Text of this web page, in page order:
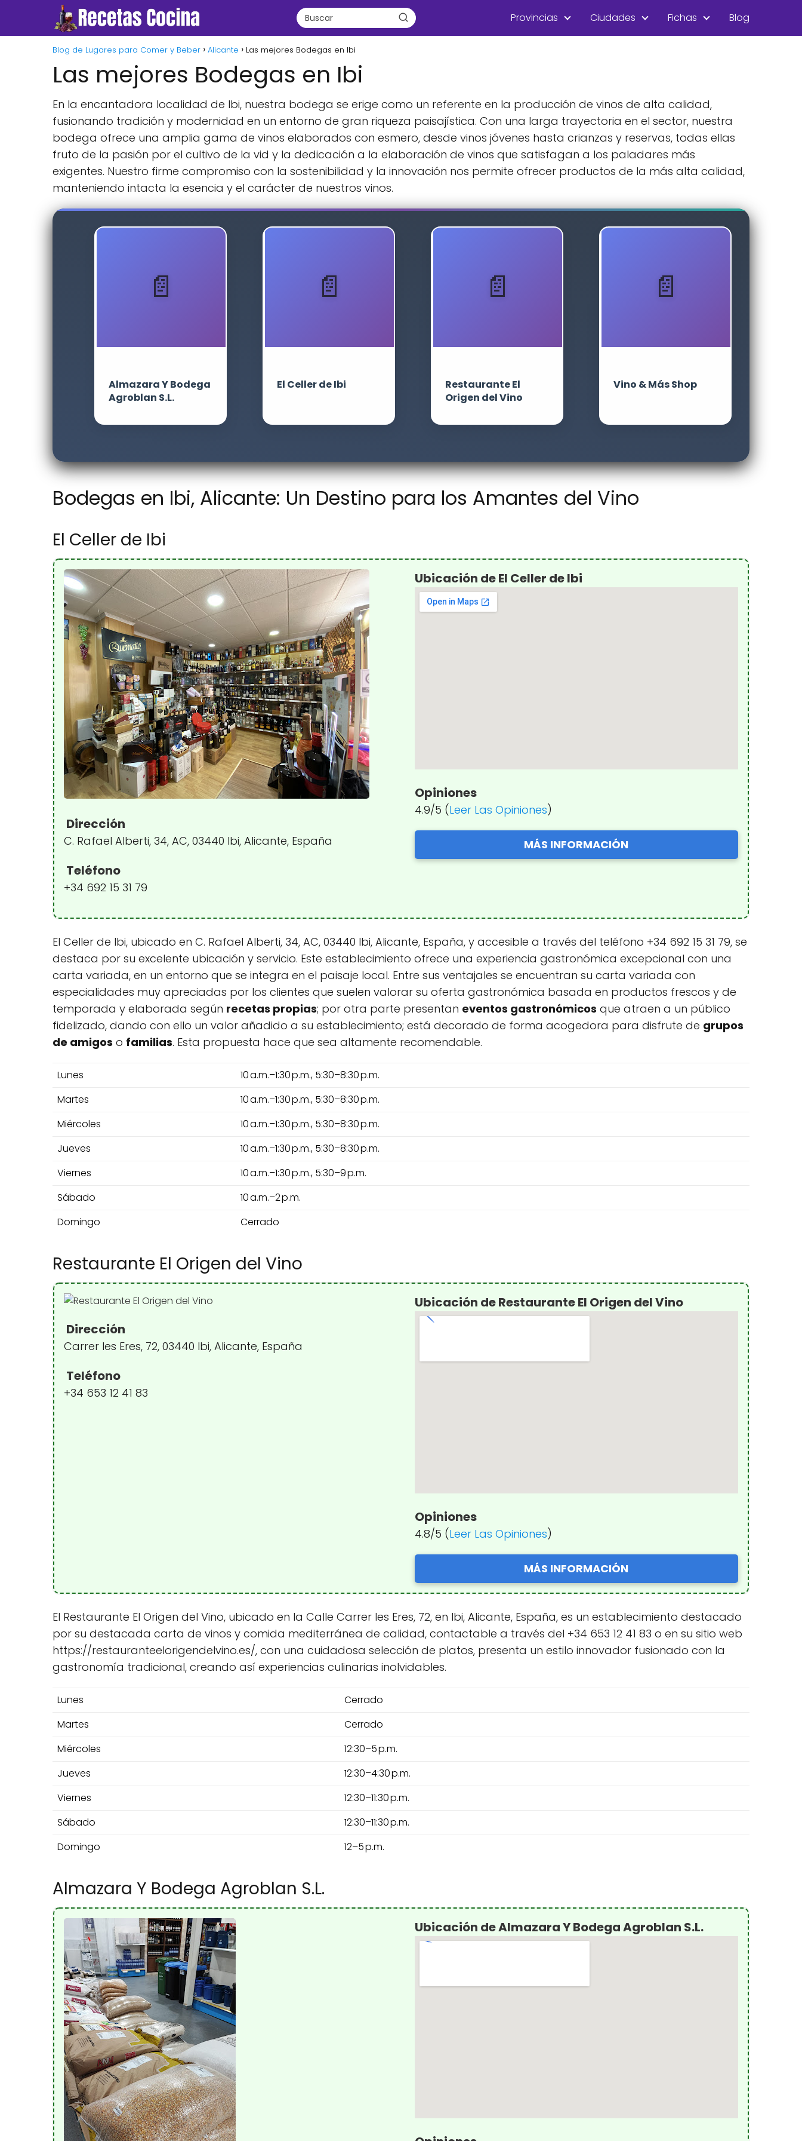
Provincias Ciudades Fichas Blog
Blog de Lugares para Comer y Beber Alicante Las mejores Bodegas en Ibi
Las mejores Bodegas en Ibi
En la encantadora localidad de Ibi, nuestra bodega se erige como un referente en la producción de vinos de alta calidad,
fusionando tradición y modernidad en un entorno de gran riqueza paisajística. Con una larga trayectoria en el sector, nuestra
bodega ofrece una amplia gama de vinos elaborados con esmero, desde vinos jóvenes hasta crianzas y reservas, todas ellas
fruto de la pasión por el cultivo de la vid y la dedicación a la elaboración de vinos que satisfagan a los paladares más
exigentes. Nuestro firme compromiso con la sostenibilidad y la innovación nos permite ofrecer productos de la más alta calidad,
manteniendo intacta la esencia y el carácter de nuestros vinos.
Almazara Y Bodega
Agroblan S.L.
El Celler de Ibi
Restaurante El
Origen del Vino
Vino & Más Shop
Bodegas en Ibi, Alicante: Un Destino para los Amantes del Vino
El Celler de Ibi
Dirección
C. Rafael Alberti, 34, AC, 03440 Ibi, Alicante, España
Teléfono
+34 692 15 31 79
Ubicación de El Celler de Ibi
Opiniones
4.9/5 (Leer Las Opiniones)
MÁS INFORMACIÓN
El Celler de Ibi, ubicado en C. Rafael Alberti, 34, AC, 03440 Ibi, Alicante, España, y accesible a través del teléfono +34 692 15 31 79, se
destaca por su excelente ubicación y servicio. Este establecimiento ofrece una experiencia gastronómica excepcional con una
carta variada, en un entorno que se integra en el paisaje local. Entre sus ventajales se encuentran su carta variada con
especialidades muy apreciadas por los clientes que suelen valorar su oferta gastronómica basada en productos frescos y de
temporada y elaborada según recetas propias; por otra parte presentan eventos gastronómicos que atraen a un público
fidelizado, dando con ello un valor añadido a su establecimiento; está decorado de forma acogedora para disfrute de grupos
de amigos o familias. Esta propuesta hace que sea altamente recomendable.
Lunes
10 a.m.–1:30 p.m., 5:30–8:30 p.m.
Martes
10 a.m.–1:30 p.m., 5:30–8:30 p.m.
Miércoles
10 a.m.–1:30 p.m., 5:30–8:30 p.m.
Jueves
10 a.m.–1:30 p.m., 5:30–8:30 p.m.
Viernes
10 a.m.–1:30 p.m., 5:30–9 p.m.
Sábado
10 a.m.–2 p.m.
Domingo
Cerrado
Restaurante El Origen del Vino
Dirección
Carrer les Eres, 72, 03440 Ibi, Alicante, España
Teléfono
+34 653 12 41 83
Ubicación de Restaurante El Origen del Vino
Opiniones
4.8/5 (Leer Las Opiniones)
MÁS INFORMACIÓN
El Restaurante El Origen del Vino, ubicado en la Calle Carrer les Eres, 72, en Ibi, Alicante, España, es un establecimiento destacado
por su destacada carta de vinos y comida mediterránea de calidad, contactable a través del +34 653 12 41 83 o en su sitio web
https://restauranteelorigendelvino.es/, con una cuidadosa selección de platos, presenta un estilo innovador fusionado con la
gastronomía tradicional, creando así experiencias culinarias inolvidables.
Lunes
Cerrado
Martes
Cerrado
Miércoles
12:30–5 p.m.
Jueves
12:30–4:30 p.m.
Viernes
12:30–11:30 p.m.
Sábado
12:30–11:30 p.m.
Domingo
12–5 p.m.
Almazara Y Bodega Agroblan S.L.
Ubicación de Almazara Y Bodega Agroblan S.L.